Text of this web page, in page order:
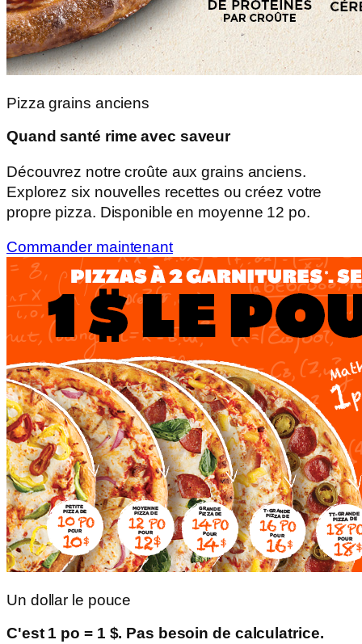
Pizza grains anciens
Quand santé rime avec saveur
Découvrez notre croûte aux grains anciens.
Explorez six nouvelles recettes ou créez votre
propre pizza. Disponible en moyenne 12 po.
Commander maintenant
Un dollar le pouce
C'est 1 po = 1 $. Pas besoin de calculatrice.